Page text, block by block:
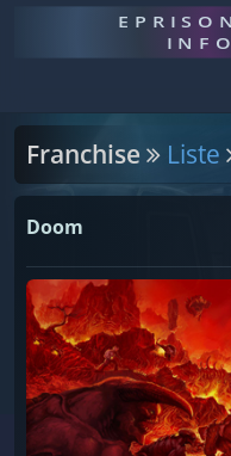
Franchise Liste
Doom